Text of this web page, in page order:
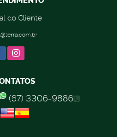
do Cliente
(67) 3306-9886